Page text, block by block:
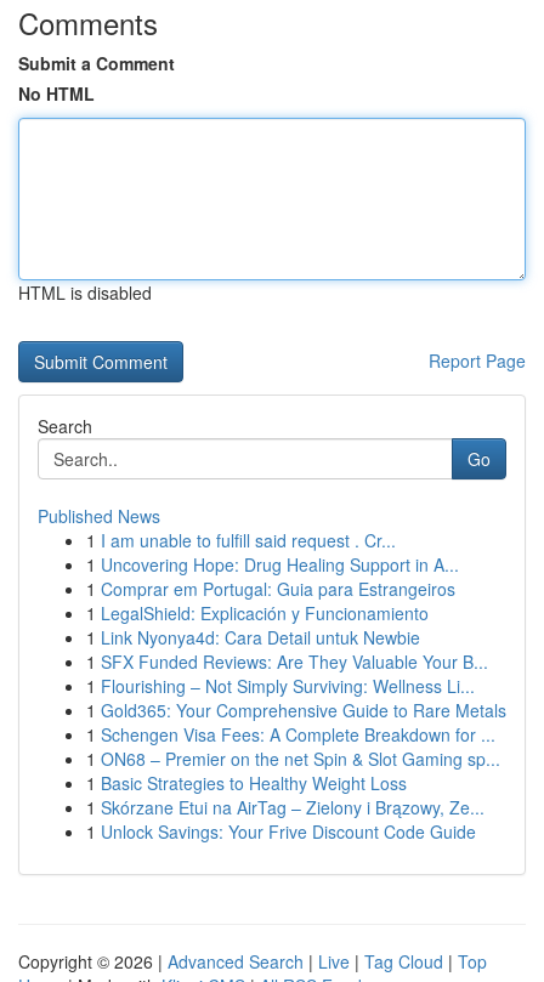
Comments
Submit a Comment
No HTML
HTML is disabled
Report Page
Search
Go
Published News
1 I am unable to fulfill said request . Cr...
1 Uncovering Hope: Drug Healing Support in A...
1 Comprar em Portugal: Guia para Estrangeiros
1 LegalShield: Explicación y Funcionamiento
1 Link Nyonya4d: Cara Detail untuk Newbie
1 SFX Funded Reviews: Are They Valuable Your B...
1 Flourishing – Not Simply Surviving: Wellness Li...
1 Gold365: Your Comprehensive Guide to Rare Metals
1 Schengen Visa Fees: A Complete Breakdown for ...
1 ON68 – Premier on the net Spin & Slot Gaming sp...
1 Basic Strategies to Healthy Weight Loss
1 Skórzane Etui na AirTag – Zielony i Brązowy, Ze...
1 Unlock Savings: Your Frive Discount Code Guide
Copyright © 2026 | Advanced Search | Live | Tag Cloud | Top